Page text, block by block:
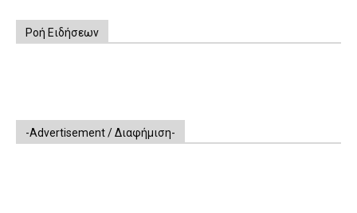
Ροή Ειδήσεων
-Advertisement / Διαφήμιση-